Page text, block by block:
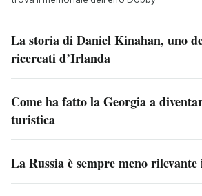
La storia di Daniel Kinahan, uno
ricercati d’Irlanda
Come ha fatto la Georgia a
turistica
La Russia è sempre meno